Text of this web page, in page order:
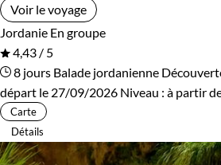
Voir le voyage
Jordanie En groupe
4,43 / 5
8 jours Balade jordanienne
départ le 27/09/2026 Niveau : à partir
Carte
Détails